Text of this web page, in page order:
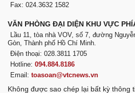
Fax: 024.3632 1582
VĂN PHÒNG ĐẠI DIỆN KHU VỰC
Lầu 11, tòa nhà VOV, số 7, đường
Gòn, Thành phố Hồ Chí Minh.
Điện thoại: 028.3811 1705
Hotline: 094.884.8186
Email: toasoan@vtcnews.vn
Không được sao chép lại bất kỳ thông